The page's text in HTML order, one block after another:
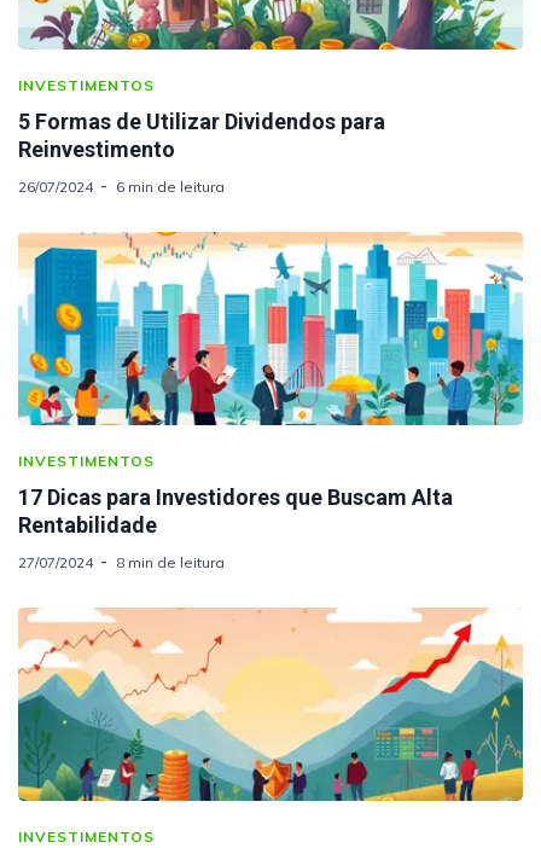
INVESTIMENTOS
5 Formas de Utilizar Dividendos para
Reinvestimento
26/07/2024 6 min de leitura
INVESTIMENTOS
17 Dicas para Investidores que Buscam Alta
Rentabilidade
27/07/2024 8 min de leitura
INVESTIMENTOS